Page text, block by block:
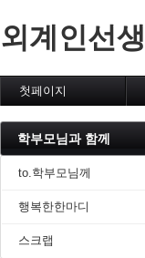
외계인선
첫페이지
알림노트
클래스팅2013
클래스팅2011
학부모님과 함께
to.학부모님께
행복한한마디
스크랩